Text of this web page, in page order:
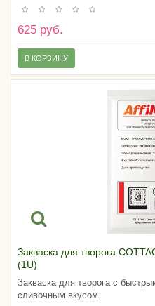
625 руб.
В КОРЗИНУ
Закваска для творога
(1U)
Закваска для творога с
сливочным вкусом